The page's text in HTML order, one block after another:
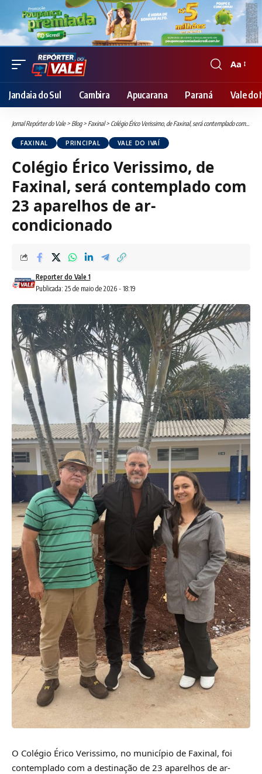
Font
Resizer
Aa
Jandaia do Sul Cambira Apucarana Paraná Vale do
Jornal Repórter do Vale> Blog> Faxinal> Colégio Érico Verissimo, de Faxinal, será contemplado com 23 aparelhos de ar-condicionado
FAXINAL PRINCIPAL VALE DO IVAÍ
Colégio Érico Verissimo, de
Faxinal, será contemplado com
23 aparelhos de ar-
condicionado
Publicada: 25 de maio de 2026 - 18:19
Reporter do Vale 1
O Colégio Érico Verissimo, no município de Faxinal, foi
contemplado com a destinação de 23 aparelhos de ar-